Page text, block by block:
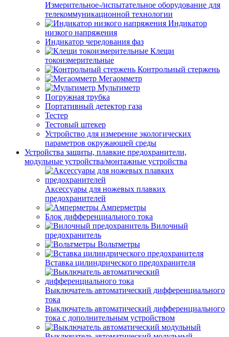
Измерительное-/испытательное оборудование для
телекоммуникационной технологии
Индикатор
низкого напряжения
Индикатор чередования фаз
Клещи
токоизмерительные
Контрольный стержень
Мегаомметр
Мультиметр
Погружная трубка
Портативный детектор газа
Тестер
Тестовый штекер
Устройство для измерение экологических
параметров окружающей среды
Устройства защиты, плавкие предохранители,
модульные устройства/монтажные устройства
Аксессуары для ножевых плавких
предохранителей
Амперметры
Блок дифференциального тока
Вилочный
предохранитель
Вольтметры
Вставка цилиндрического предохранителя
Выключатель автоматический дифференциального
тока
Выключатель автоматический дифференциального
тока с дополнительным устройством